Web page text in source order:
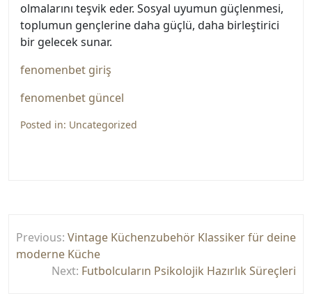
olmalarını teşvik eder. Sosyal uyumun güçlenmesi,
toplumun gençlerine daha güçlü, daha birleştirici
bir gelecek sunar.
fenomenbet giriş
fenomenbet güncel
Posted in: Uncategorized
gezinmesi
Previous: Vintage Küchenzubehör Klassiker für deine
moderne Küche
Next: Futbolcuların Psikolojik Hazırlık Süreçleri